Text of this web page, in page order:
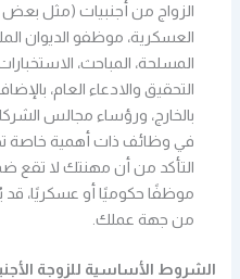
الزواج من أجنبيات (مثل
العسكرية، موظفو الديوان
المسلحة، المباحث،
التحقيق والادعاء العام،
بالخارج، ورؤساء مجالس
في وظائف ذات أهمية خاصة
التأكد من أن مهنتك لا تقع
موظفًا حكوميًا أو عسكريًا،
من جهة عملك.
الشروط الأساسية للزوجة